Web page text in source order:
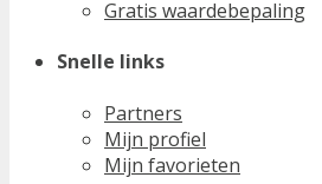
Gratis waardebepaling
Snelle links
Partners
Mijn profiel
Mijn favorieten